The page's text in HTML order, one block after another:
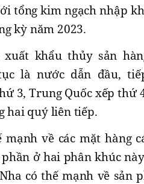
tổng kim ngạch nhập
kỳ năm 2023.
khẩu thủy sản
là nước dẫn đầu,
3, Trung Quốc xếp
hai quý liên tiếp.
mạnh về các mặt hàng
ở hai phân khúc
có thế mạnh về sản